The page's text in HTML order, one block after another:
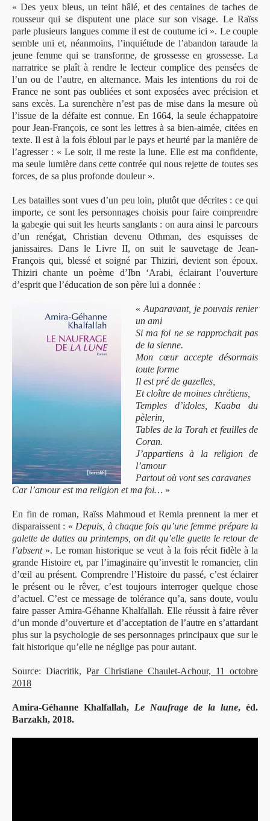
« Des yeux bleus, un teint hâlé, et des centaines de taches de
rousseur qui se disputent une place sur son visage. Le Raïss
parle plusieurs langues comme il est de coutume ici ». Le couple
semble uni et, néanmoins, l’inquiétude de l’abandon taraude la
jeune femme qui se transforme, de grossesse en grossesse. La
narratrice se plaît à rendre le lecteur complice des pensées de
l’un ou de l’autre, en alternance. Mais les intentions du roi de
France ne sont pas oubliées et sont exposées avec précision et
sans excès. La surenchère n’est pas de mise dans la mesure où
l’issue de la défaite est connue. En 1664, la seule échappatoire
pour Jean-François, ce sont les lettres à sa bien-aimée, citées en
texte. Il est à la fois ébloui par le pays et heurté par la manière de
l’agresser : « Le soir, il me reste la lune. Elle est ma confidente,
ma seule lumière dans cette contrée qui nous rejette de toutes ses
forces, de sa plus profonde douleur ».
Les batailles sont vues d’un peu loin, plutôt que décrites : ce qui
importe, ce sont les personnages choisis pour faire comprendre
la gabegie qui suit les heurts sanglants : on aura ainsi le parcours
d’un renégat, Christian devenu Othman, des esquisses de
janissaires. Dans le Livre II, on suit le sauvetage de Jean-
François qui, blessé et soigné par Thiziri, devient son époux.
Thiziri chante un poème d’Ibn ‘Arabi, éclairant l’ouverture
d’esprit que l’éducation de son père lui a donnée :
« Auparavant, je pouvais renier
un ami
Si ma foi ne se rapprochait pas
de la sienne.
Mon cœur accepte désormais
toute forme
Il est pré de gazelles,
Et cloître de moines chrétiens,
Temples d’idoles, Kaaba du
pèlerin,
Tables de la Torah et feuilles de
Coran.
J’appartiens à la religion de
l’amour
Partout où vont ses caravanes
Car l’amour est ma religion et ma foi… »
En fin de roman, Raïss Mahmoud et Remla prennent la mer et
disparaissent : « Depuis, à chaque fois qu’une femme prépare la
galette de dattes au printemps, on dit qu’elle guette le retour de
l’absent». Le roman historique se veut à la fois récit fidèle à la
grande Histoire et, par l’imaginaire qu’investit le romancier, clin
d’œil au présent. Comprendre l’Histoire du passé, c’est éclairer
le présent ou le rêver, c’est toujours interroger quelque chose
d’actuel. C’est ce message de tolérance qu’a, sans doute, voulu
faire passer Amira-Géhanne Khalfallah. Elle réussit à faire rêver
d’un monde d’ouverture et d’acceptation de l’autre en s’attardant
plus sur la psychologie de ses personnages principaux que sur le
fait historique qu’elle ne néglige pas pour autant.
Source: Diacritik, Par Christiane Chaulet-Achour, 11 octobre
2018
Amira-Géhanne Khalfallah, Le Naufrage de la lune, éd.
Barzakh, 2018.